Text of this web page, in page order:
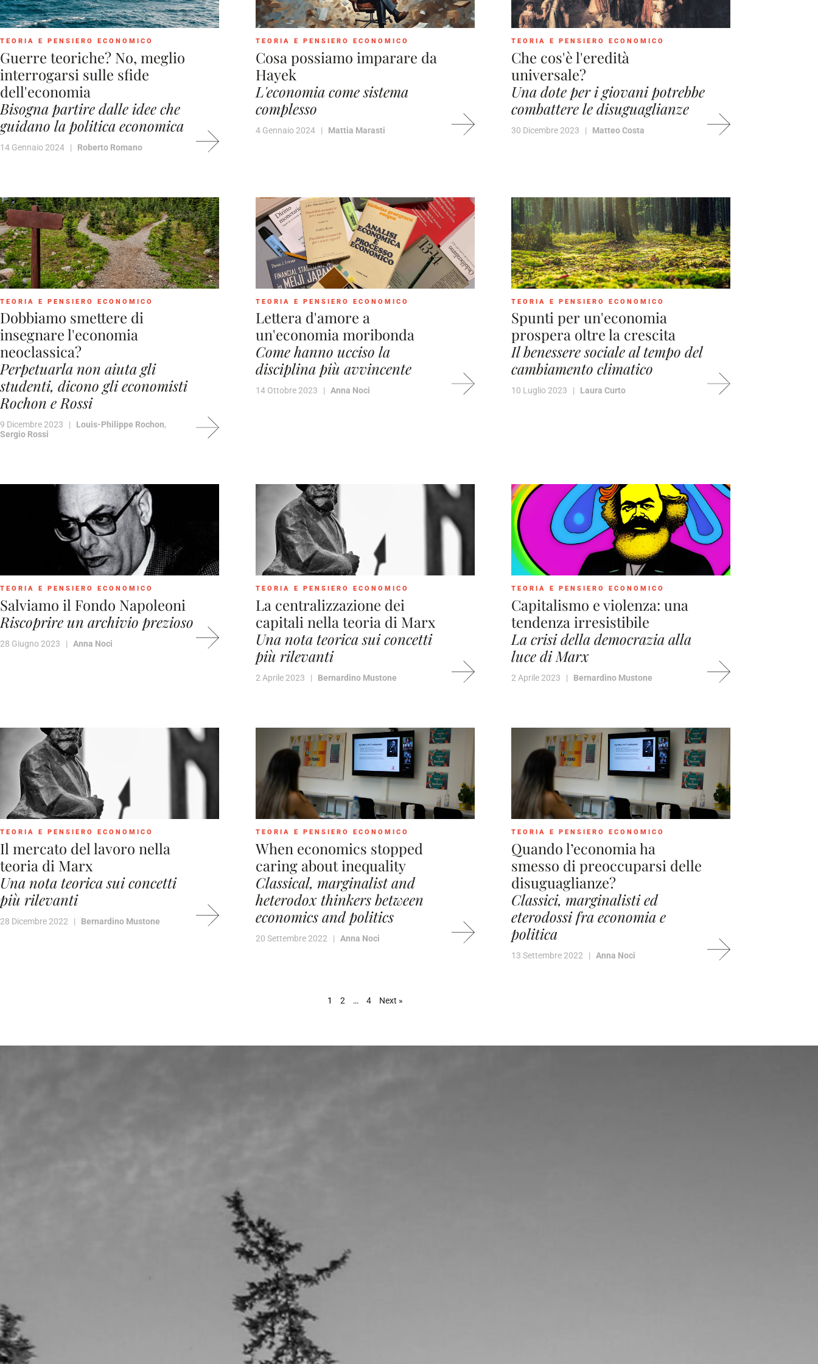
TEORIA E PENSIERO ECONOMICO
Guerre teoriche? No, meglio
interrogarsi sulle sfide
dell'economia
Bisogna partire dalle idee che
guidano la politica economica
14 Gennaio 2024 | Roberto Romano
TEORIA E PENSIERO ECONOMICO
Cosa possiamo imparare da
Hayek
L'economia come sistema
complesso
4 Gennaio 2024 | Mattia Marasti
TEORIA E PENSIERO ECONOMICO
Che cos'è l'eredità
universale?
Una dote per i giovani potrebbe
combattere le disuguaglianze
30 Dicembre 2023 | Matteo Costa
TEORIA E PENSIERO ECONOMICO
Dobbiamo smettere di
insegnare l'economia
neoclassica?
Perpetuarla non aiuta gli
studenti, dicono gli economisti
Rochon e Rossi
9 Dicembre 2023 | Louis-Philippe Rochon,
Sergio Rossi
TEORIA E PENSIERO ECONOMICO
Lettera d'amore a
un'economia moribonda
Come hanno ucciso la
disciplina più avvincente
14 Ottobre 2023 | Anna Noci
TEORIA E PENSIERO ECONOMICO
Spunti per un'economia
prospera oltre la crescita
Il benessere sociale al tempo del
cambiamento climatico
10 Luglio 2023 | Laura Curto
TEORIA E PENSIERO ECONOMICO
Salviamo il Fondo Napoleoni
Riscoprire un archivio prezioso
28 Giugno 2023 | Anna Noci
TEORIA E PENSIERO ECONOMICO
La centralizzazione dei
capitali nella teoria di Marx
Una nota teorica sui concetti
più rilevanti
2 Aprile 2023 | Bernardino Mustone
TEORIA E PENSIERO ECONOMICO
Capitalismo e violenza: una
tendenza irresistibile
La crisi della democrazia alla
luce di Marx
2 Aprile 2023 | Bernardino Mustone
TEORIA E PENSIERO ECONOMICO
Il mercato del lavoro nella
teoria di Marx
Una nota teorica sui concetti
più rilevanti
28 Dicembre 2022 | Bernardino Mustone
TEORIA E PENSIERO ECONOMICO
When economics stopped
caring about inequality
Classical, marginalist and
heterodox thinkers between
economics and politics
20 Settembre 2022 | Anna Noci
TEORIA E PENSIERO ECONOMICO
Quando l’economia ha
smesso di preoccuparsi delle
disuguaglianze?
Classici, marginalisti ed
eterodossi fra economia e
politica
13 Settembre 2022 | Anna Noci
1 2 … 4 Next »